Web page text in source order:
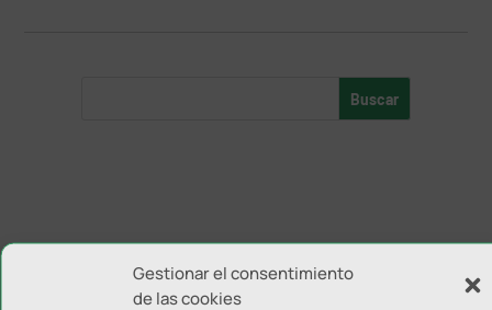
Gestionar el consentimiento
de las cookies